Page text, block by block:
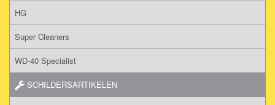
HG
Super Cleaners
WD-40 Specialist
SCHILDERSARTIKELEN